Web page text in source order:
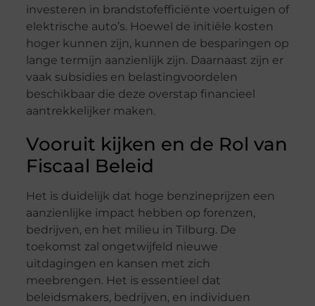
investeren in brandstofefficiënte voertuigen of
elektrische auto’s. Hoewel de initiële kosten
hoger kunnen zijn, kunnen de besparingen op
lange termijn aanzienlijk zijn. Daarnaast zijn er
vaak subsidies en belastingvoordelen
beschikbaar die deze overstap financieel
aantrekkelijker maken.
Vooruit kijken en de Rol van
Fiscaal Beleid
Het is duidelijk dat hoge benzineprijzen een
aanzienlijke impact hebben op forenzen,
bedrijven, en het milieu in Tilburg. De
toekomst zal ongetwijfeld nieuwe
uitdagingen en kansen met zich
meebrengen. Het is essentieel dat
beleidsmakers, bedrijven, en individuen